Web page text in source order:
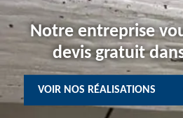
Notre entreprise
devis gratuit
VOIR NOS RÉALISATIONS